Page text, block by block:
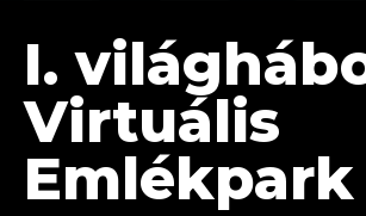
I.
Virtuális
Emlékpark